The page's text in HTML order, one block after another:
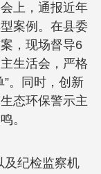
上，通报近年
案例。在县委
，现场督导6
生活会，严格
。同时，创新
态环保警示主
。
及纪检监察机